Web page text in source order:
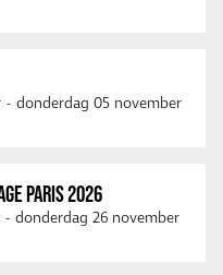
- donderdag 05 november
PARIS 2026
- donderdag 26 november